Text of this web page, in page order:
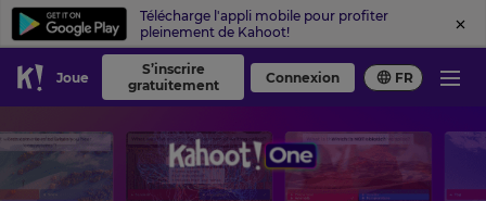
Télécharge l'appli mobile pour profiter
pleinement de Kahoot!
Joue
S’inscrire
gratuitement
Connexion FR